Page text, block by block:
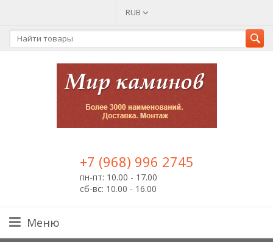
RUB
+7 (968) 996 2745
пн-пт: 10.00 - 17.00
сб-вс: 10.00 - 16.00
Меню